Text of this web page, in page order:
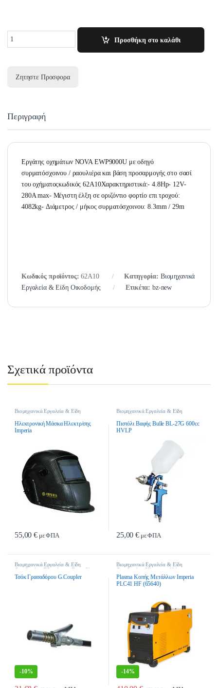
Προσθήκη στο καλάθι
Ζητηστε Προσφορα
Περιγραφή
Εργάτης οχημάτων NOVA EWP9000U με οδηγό
συρματόσχοινου / ραουλιέρα και βάση προσαρμογής στο σασί
του οχήματοςκωδικός 62A10Χαρακτηριστικά:- 4.8Hp- 12V-
280A max- Μέγιστη έλξη σε οριζόντιο φορτίο επι τροχού:
4082kg- Διάμετρος / μήκος συρματόσχοινου: 8.3mm / 29m
Κωδικός προϊόντος:62A10 Κατηγορία: Βιομηχανικά
Εργαλεία & Είδη Οικοδομής
Ετικέτα: bz-new
Σχετικά προϊόντα
Βιομηχανικά Εργαλεία & Είδη
Μάσκες Ηλεκτροσυγκόλλησης
Ηλεκτρονική Μάσκα Ηλεκτρ/σης
Imperia
55,00€ με ΦΠΑ
Βιομηχανικά Εργαλεία & Είδη
Εξαρτήματα
Πιστόλι Βαφής Bulle BL-27G 600cc
HVLP
25,00€ με ΦΠΑ
Βιομηχανικά Εργαλεία & Είδη
Οικοδομής
,Εξαρτήματα Γρασαδόρων
Τσόκ Γρασαδόρου G.Coupler
-10%
Βιομηχανικά Εργαλεία & Είδη
Οικοδομής
,Ηλεκτροκολλήσεις
Plasma Κοπής Μετάλλων Imperia
PLC41 HF (65640)
-14%